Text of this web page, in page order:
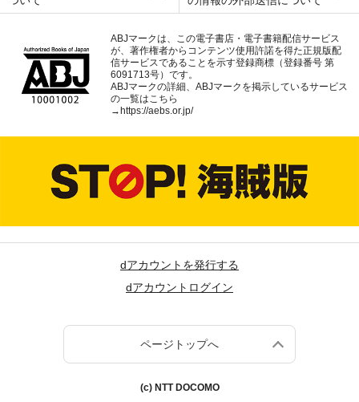
ABJマークは、この電子書店・電子書籍配信サービス
が、著作権者からコンテンツ使用許諾を得た正規版配
信サービスであることを示す登録商標（登録番号 第
6091713号）です。
ABJマークの詳細、ABJマークを掲示しているサービス
の一覧はこちら
→ https://aebs.or.jp/
dアカウントを発行する
dアカウントログイン
ページトップへ
(c) NTT DOCOMO